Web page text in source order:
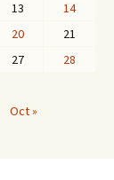
13
14
20
21
27
28
Oct »